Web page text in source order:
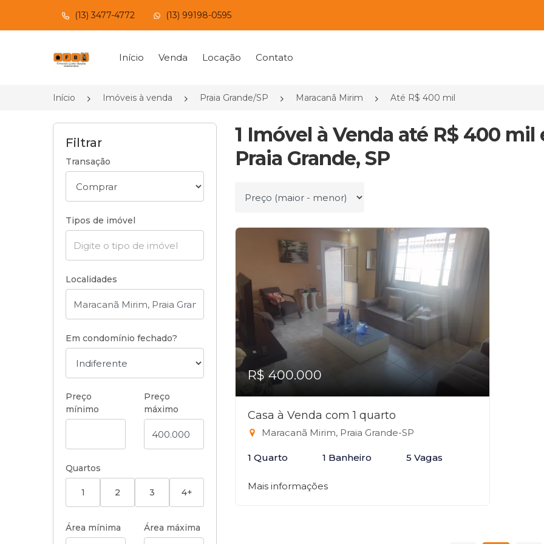
(13) 3477-4772 (13) 99198-0595
Página inicial
Início Venda Locação Contato
Início Imóveis à venda Praia Grande/SP Maracanã Mirim Até R$ 400 mil
Filtrar
Transação
Tipos de imóvel
Localidades
Em condomínio fechado?
Preço
mínimo
Preço
máximo
Quartos
1 2 3 4+
Área mínima Área máxima
1 Imóvel à Venda até R$ 400
Praia Grande, SP
Ordenar por
R$ 400.000
Casa à Venda com 1 quarto
Maracanã Mirim, Praia Grande-SP
1 Quarto 1 Banheiro 5 Vagas
Mais informações